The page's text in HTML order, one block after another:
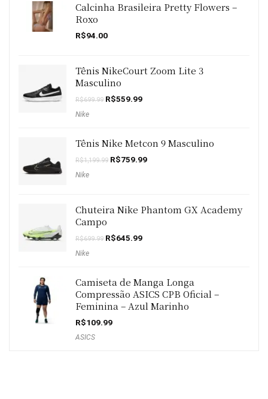
Calcinha Brasileira Pretty Flowers –
Roxo
R$94.00
Tênis NikeCourt Zoom Lite 3
Masculino
R$699.99 O
R$559.99O
Nike
Tênis Nike Metcon 9 Masculino
R$1,199.99 O
R$759.99O
Nike
Chuteira Nike Phantom GX Academy
Campo
R$699.99 O
R$645.99O
Nike
Camiseta de Manga Longa
Compressão ASICS CPB Oficial –
Feminina – Azul Marinho
R$109.99
ASICS